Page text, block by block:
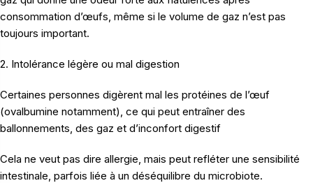
consommation d’œufs, même si le volume de gaz n’est pas
toujours important.
2. Intolérance légère ou mal digestion
Certaines personnes digèrent mal les protéines de l’œuf
(ovalbumine notamment), ce qui peut entraîner des
ballonnements, des gaz et d’inconfort digestif
Cela ne veut pas dire allergie, mais peut refléter une sensibilité
intestinale, parfois liée à un déséquilibre du microbiote.